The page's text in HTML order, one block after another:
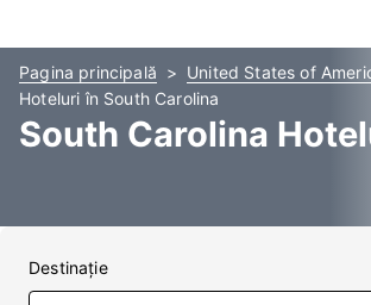
Pagina principală
United States of
Hoteluri în South Carolina
South Carolina
Destinaţie